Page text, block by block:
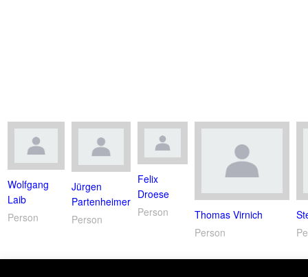
Wolfgang
Laib
Person
Jürgen
Partenheimer
Person
Felix
Droese
Person
Thomas Virnich
Person